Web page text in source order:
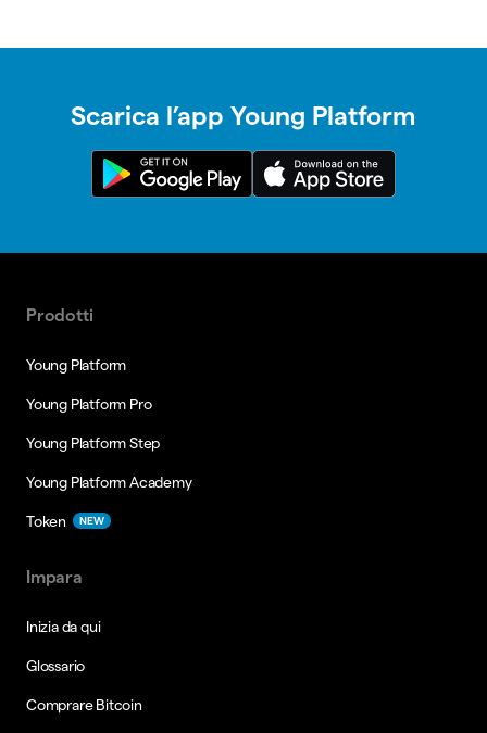
Scarica l’app Young Platform
Prodotti
Young Platform
Young Platform Pro
Young Platform Step
Young Platform Academy
Token NEW
Impara
Inizia da qui
Glossario
Comprare Bitcoin